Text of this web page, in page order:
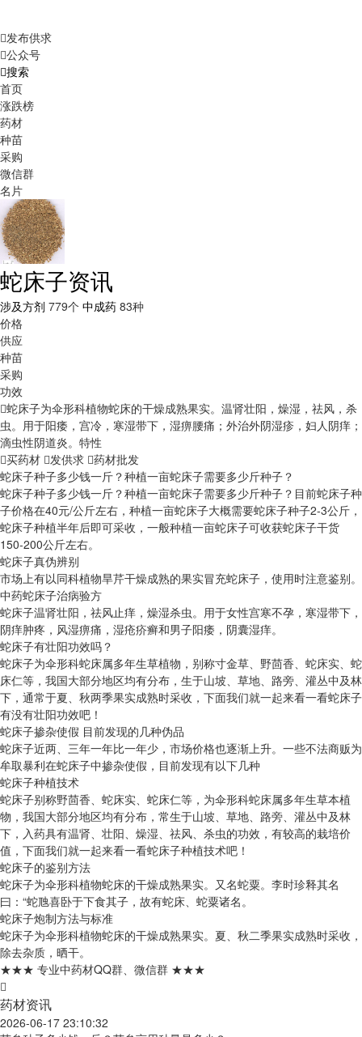
发布供求
公众号
搜索
首页
涨跌榜
药材
种苗
采购
微信群
名片
蛇床子资讯
涉及方剂 779个 中成药 83种
价格
供应
种苗
采购
功效
蛇床子为伞形科植物蛇床的干燥成熟果实。温肾壮阳，燥湿，祛风，杀
虫。用于阳痿，宫冷，寒湿带下，湿痹腰痛；外治外阴湿疹，妇人阴痒；
滴虫性阴道炎。 特性
买药材 发供求 药材批发
蛇床子种子多少钱一斤？种植一亩蛇床子需要多少斤种子？
蛇床子种子多少钱一斤？种植一亩蛇床子需要多少斤种子？目前蛇床子种
子价格在40元/公斤左右，种植一亩蛇床子大概需要蛇床子种子2-3公斤，
蛇床子种植半年后即可采收，一般种植一亩蛇床子可收获蛇床子干货
150-200公斤左右。
蛇床子真伪辨别
市场上有以同科植物旱芹干燥成熟的果实冒充蛇床子，使用时注意鉴别。
中药蛇床子治病验方
蛇床子温肾壮阳，祛风止痒，燥湿杀虫。用于女性宫寒不孕，寒湿带下，
阴痒肿疼，风湿痹痛，湿疮疥癣和男子阳痿，阴囊湿痒。
蛇床子有壮阳功效吗？
蛇床子为伞形科蛇床属多年生草植物，别称寸金草、野茴香、蛇床实、蛇
床仁等，我国大部分地区均有分布，生于山坡、草地、路旁、灌丛中及林
下，通常于夏、秋两季果实成熟时采收，下面我们就一起来看一看蛇床子
有没有壮阳功效吧！
蛇床子掺杂使假 目前发现的几种伪品
蛇床子近两、三年一年比一年少，市场价格也逐渐上升。一些不法商贩为
牟取暴利在蛇床子中掺杂使假，目前发现有以下几种
蛇床子种植技术
蛇床子别称野茴香、蛇床实、蛇床仁等，为伞形科蛇床属多年生草本植
物，我国大部分地区均有分布，常生于山坡、草地、路旁、灌丛中及林
下，入药具有温肾、壮阳、燥湿、祛风、杀虫的功效，有较高的栽培价
值，下面我们就一起来看一看蛇床子种植技术吧！
蛇床子的鉴别方法
蛇床子为伞形科植物蛇床的干燥成熟果实。又名蛇粟。李时珍释其名
曰：“蛇虺喜卧于下食其子，故有蛇床、蛇粟诸名。
蛇床子炮制方法与标准
蛇床子为伞形科植物蛇床的干燥成熟果实。夏、秋二季果实成熟时采收，
除去杂质，晒干。
★★★ 专业中药材QQ群、微信群 ★★★
药材资讯
2026-06-17 23:10:32